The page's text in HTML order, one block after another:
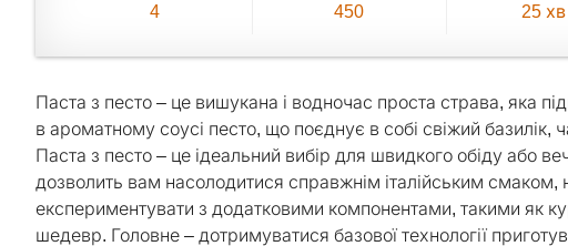
4 450 25 хв
Паста з песто – це вишукана і водночас проста страва, яка
в ароматному соусі песто, що поєднує в собі свіжий базилік,
Паста з песто – це ідеальний вибір для швидкого обіду або
дозволить вам насолодитися справжнім італійським
експериментувати з додатковими компонентами, такими як
шедевр. Головне – дотримуватися базової технології